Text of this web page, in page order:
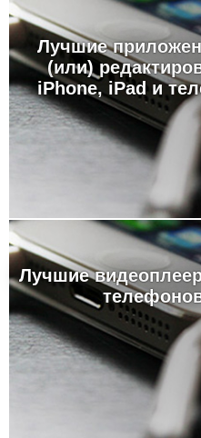
Лучшие
(или)
iPhone, iPad и
Лучшие